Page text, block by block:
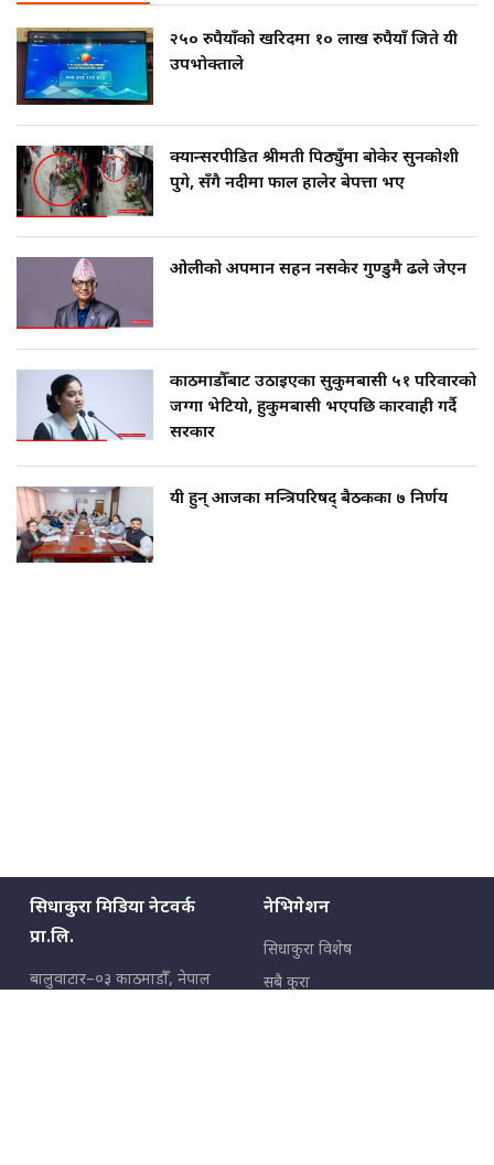
२५० रुपैयाँको खरिदमा १० लाख रुपैयाँ जिते यी
उपभोक्ताले
क्यान्सरपीडित श्रीमती पिठ्युँमा बोकेर सुनकोशी
पुगे, सँगै नदीमा फाल हालेर बेपत्ता भए
ओलीको अपमान सहन नसकेर गुण्डुमै ढले जेएन
काठमाडौँबाट उठाइएका सुकुमबासी ५१ परिवारको
जग्गा भेटियो, हुकुमबासी भएपछि कारवाही गर्दै
सरकार
यी हुन् आजका मन्त्रिपरिषद् बैठकका ७ निर्णय
सिधाकुरा मिडिया नेटवर्क
प्रा.लि.
बालुवाटार–०३ काठमाडौँ, नेपाल
नेभिगेशन
सिधाकुरा विशेष
सबै कुरा